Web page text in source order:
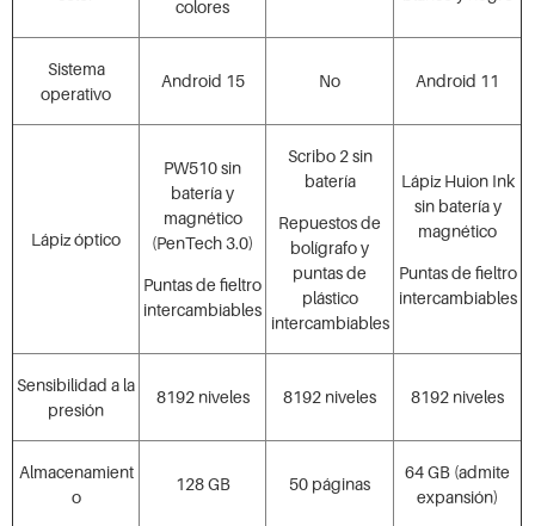
colores
Sistema
operativo
Android 15 No Android 11
Lápiz óptico
PW510 sin
batería y
magnético
(PenTech 3.0)
Puntas de fieltro
intercambiables
Scribo 2 sin
batería
Repuestos de
bolígrafo y
puntas de
plástico
intercambiables
Lápiz Huion Ink
sin batería y
magnético
Puntas de fieltro
intercambiables
Sensibilidad a la
presión
8192 niveles 8192 niveles 8192 niveles
Almacenamient
o
128 GB 50 páginas
64 GB (admite
expansión)